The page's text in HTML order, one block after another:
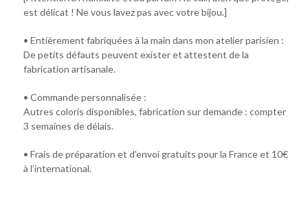
est délicat ! Ne vous lavez pas avec votre bijou.]
• Entièrement fabriquées à la main dans mon atelier parisien :
De petits défauts peuvent exister et attestent de la
fabrication artisanale.
• Commande personnalisée :
Autres coloris disponibles, fabrication sur demande : compter
3 semaines de délais.
• Frais de préparation et d’envoi gratuits pour la France et 10€
à l’international.